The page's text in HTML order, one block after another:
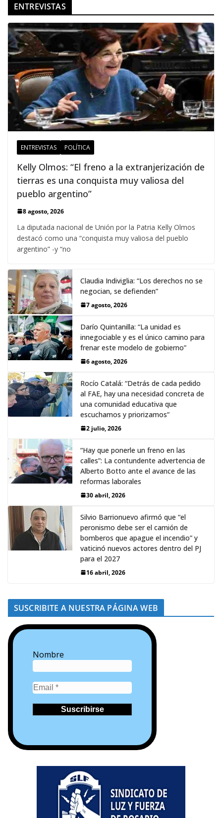
ENTREVISTAS
ENTREVISTAS POLÍTICA
Kelly Olmos: “El freno a la extranjerización de
tierras es una conquista muy valiosa del
pueblo argentino”
8 agosto, 2026
La diputada nacional de Unión por la Patria Kelly Olmos
destacó como una “conquista muy valiosa del pueblo
argentino” -y “no
Claudia Indiviglia: “Los derechos no se
negocian, se defienden”
7 agosto, 2026
Darío Quintanilla: “La unidad es
innegociable y es el único camino para
frenar este modelo de gobierno”
6 agosto, 2026
Rocío Catalá: “Detrás de cada pedido
al FAE, hay una necesidad concreta de
una comunidad educativa que
escuchamos y priorizamos”
2 julio, 2026
“Hay que ponerle un freno en las
calles”: La contundente advertencia de
Alberto Botto ante el avance de las
reformas laborales
30 abril, 2026
Silvio Barrionuevo afirmó que “el
peronismo debe ser el camión de
bomberos que apague el incendio” y
vaticinó nuevos actores dentro del PJ
para el 2027
16 abril, 2026
SUSCRIBITE A NUESTRA PÁGINA WEB
Nombre